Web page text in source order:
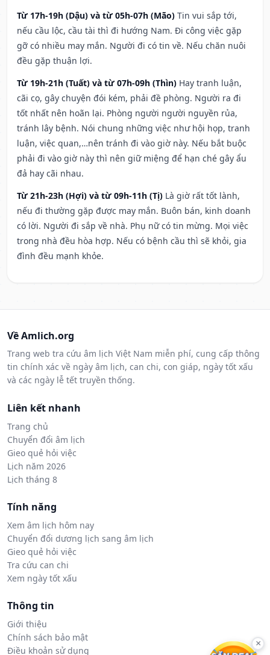
Từ 17h-19h (Dậu) và từ 05h-07h (Mão) Tin vui sắp tới,
nếu cầu lộc, cầu tài thì đi hướng Nam. Đi công việc gặp
gỡ có nhiều may mắn. Người đi có tin về. Nếu chăn nuôi
đều gặp thuận lợi.
Từ 19h-21h (Tuất) và từ 07h-09h (Thìn) Hay tranh luận,
cãi cọ, gây chuyện đói kém, phải đề phòng. Người ra đi
tốt nhất nên hoãn lại. Phòng người người nguyền rủa,
tránh lây bệnh. Nói chung những việc như hội họp, tranh
luận, việc quan,…nên tránh đi vào giờ này. Nếu bắt buộc
phải đi vào giờ này thì nên giữ miệng để hạn ché gây ẩu
đả hay cãi nhau.
Từ 21h-23h (Hợi) và từ 09h-11h (Tị) Là giờ rất tốt lành,
nếu đi thường gặp được may mắn. Buôn bán, kinh doanh
có lời. Người đi sắp về nhà. Phụ nữ có tin mừng. Mọi việc
trong nhà đều hòa hợp. Nếu có bệnh cầu thì sẽ khỏi, gia
đình đều mạnh khỏe.
Về Amlich.org
Trang web tra cứu âm lịch Việt Nam miễn phí, cung cấp thông
tin chính xác về ngày âm lịch, can chi, con giáp, ngày tốt xấu
và các ngày lễ tết truyền thống.
Liên kết nhanh
Trang chủ
Chuyển đổi âm lịch
Gieo quẻ hỏi việc
Lịch năm 2026
Lịch tháng 8
Tính năng
Xem âm lịch hôm nay
Chuyển đổi dương lịch sang âm lịch
Gieo quẻ hỏi việc
Tra cứu can chi
Xem ngày tốt xấu
Thông tin
Giới thiệu
Chính sách bảo mật
Điều khoản sử dụng
×